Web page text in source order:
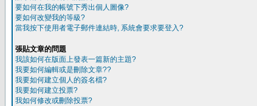
要如何在我的帳號下秀出個人圖像?
要如何改變我的等級?
當我按下使用者電子郵件連結時, 系統會要求要登入?
張貼文章的問題
我該如何在版面上發表一篇新的主題?
我要如何編輯或是刪除文章??
我要如何建立個人的簽名檔?
我要如何建立投票?
我如何修改或刪除投票?